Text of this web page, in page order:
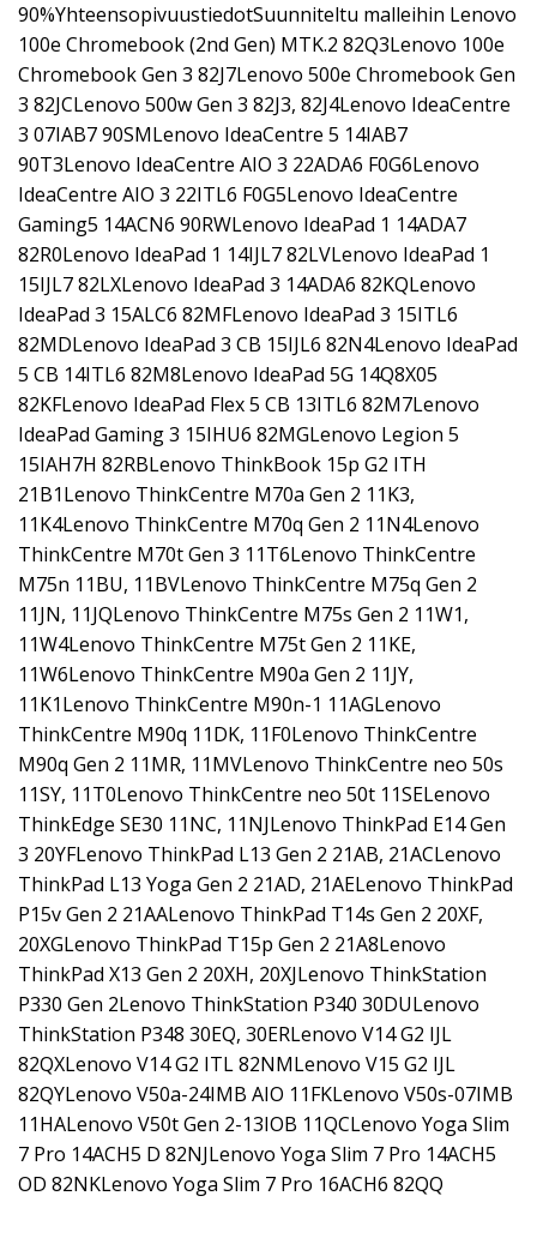
90%YhteensopivuustiedotSuunniteltu malleihin Lenovo
100e Chromebook (2nd Gen) MTK.2 82Q3Lenovo 100e
Chromebook Gen 3 82J7Lenovo 500e Chromebook Gen
3 82JCLenovo 500w Gen 3 82J3, 82J4Lenovo IdeaCentre
3 07IAB7 90SMLenovo IdeaCentre 5 14IAB7
90T3Lenovo IdeaCentre AIO 3 22ADA6 F0G6Lenovo
IdeaCentre AIO 3 22ITL6 F0G5Lenovo IdeaCentre
Gaming5 14ACN6 90RWLenovo IdeaPad 1 14ADA7
82R0Lenovo IdeaPad 1 14IJL7 82LVLenovo IdeaPad 1
15IJL7 82LXLenovo IdeaPad 3 14ADA6 82KQLenovo
IdeaPad 3 15ALC6 82MFLenovo IdeaPad 3 15ITL6
82MDLenovo IdeaPad 3 CB 15IJL6 82N4Lenovo IdeaPad
5 CB 14ITL6 82M8Lenovo IdeaPad 5G 14Q8X05
82KFLenovo IdeaPad Flex 5 CB 13ITL6 82M7Lenovo
IdeaPad Gaming 3 15IHU6 82MGLenovo Legion 5
15IAH7H 82RBLenovo ThinkBook 15p G2 ITH
21B1Lenovo ThinkCentre M70a Gen 2 11K3,
11K4Lenovo ThinkCentre M70q Gen 2 11N4Lenovo
ThinkCentre M70t Gen 3 11T6Lenovo ThinkCentre
M75n 11BU, 11BVLenovo ThinkCentre M75q Gen 2
11JN, 11JQLenovo ThinkCentre M75s Gen 2 11W1,
11W4Lenovo ThinkCentre M75t Gen 2 11KE,
11W6Lenovo ThinkCentre M90a Gen 2 11JY,
11K1Lenovo ThinkCentre M90n-1 11AGLenovo
ThinkCentre M90q 11DK, 11F0Lenovo ThinkCentre
M90q Gen 2 11MR, 11MVLenovo ThinkCentre neo 50s
11SY, 11T0Lenovo ThinkCentre neo 50t 11SELenovo
ThinkEdge SE30 11NC, 11NJLenovo ThinkPad E14 Gen
3 20YFLenovo ThinkPad L13 Gen 2 21AB, 21ACLenovo
ThinkPad L13 Yoga Gen 2 21AD, 21AELenovo ThinkPad
P15v Gen 2 21AALenovo ThinkPad T14s Gen 2 20XF,
20XGLenovo ThinkPad T15p Gen 2 21A8Lenovo
ThinkPad X13 Gen 2 20XH, 20XJLenovo ThinkStation
P330 Gen 2Lenovo ThinkStation P340 30DULenovo
ThinkStation P348 30EQ, 30ERLenovo V14 G2 IJL
82QXLenovo V14 G2 ITL 82NMLenovo V15 G2 IJL
82QYLenovo V50a-24IMB AIO 11FKLenovo V50s-07IMB
11HALenovo V50t Gen 2-13IOB 11QCLenovo Yoga Slim
7 Pro 14ACH5 D 82NJLenovo Yoga Slim 7 Pro 14ACH5
OD 82NKLenovo Yoga Slim 7 Pro 16ACH6 82QQ